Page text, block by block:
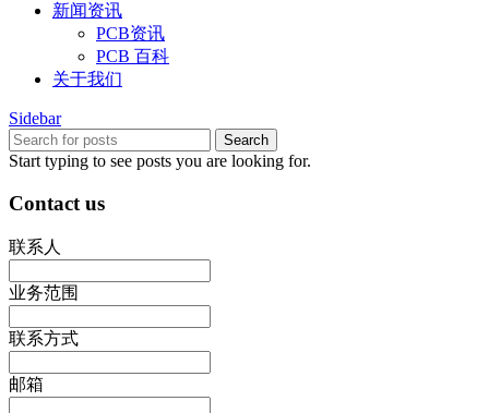
新闻资讯
PCB资讯
PCB 百科
关于我们
Sidebar
Search
Start typing to see posts you are looking for.
Contact us
联系人
业务范围
联系方式
邮箱